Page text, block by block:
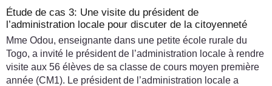
Étude de cas 3: Une visite du président de
l’administration locale pour discuter de la citoyenneté
Mme Odou, enseignante dans une petite école rurale du
Togo, a invité le président de l’administration locale à rendre
visite aux 56 élèves de sa classe de cours moyen première
année (CM1). Le président de l’administration locale a